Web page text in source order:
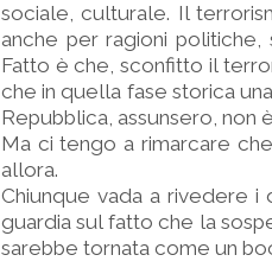
sociale, culturale. Il
anche per ragioni politiche,
Fatto è che, sconfitto il
che in quella fase storica
Repubblica, assunsero, non
Ma ci tengo a rimarcare
allora.
Chiunque vada a rivedere i
guardia sul fatto che la
sarebbe tornata come un